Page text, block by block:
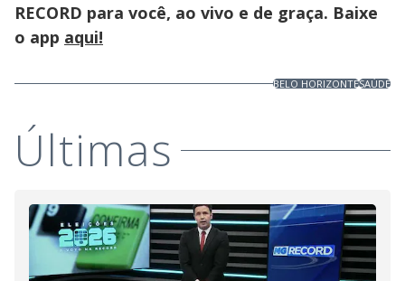
RECORD para você, ao vivo e de graça. Baixe
o app aqui!
BELO HORIZONTESAÚDE
Últimas